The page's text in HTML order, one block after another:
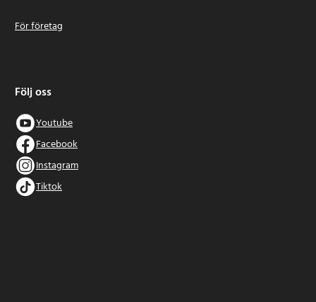
För företag
Följ oss
Youtube
Facebook
Instagram
Tiktok